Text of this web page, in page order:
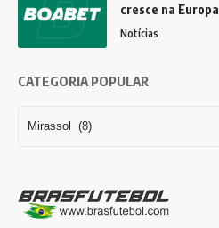
cresce na Europa
Notícias
CATEGORIA POPULAR